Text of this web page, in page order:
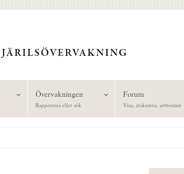
Övervakningen
Rapportera eller sök
Forum
Visa, diskutera, artbestäm